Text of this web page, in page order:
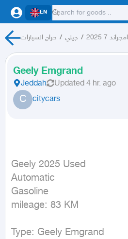
EN
حراج السيارات / جيلي / امجراند 7 2025
Geely Emgrand
Jeddah Updated 4 hr. ago
C citycars
Geely 2025 Used
Automatic
Gasoline
mileage: 83 KM
Type: Geely Emgrand